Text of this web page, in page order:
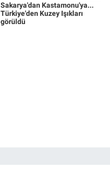
Sakarya'dan Kastamonu'ya...
Türkiye'den Kuzey Işıkları
görüldü